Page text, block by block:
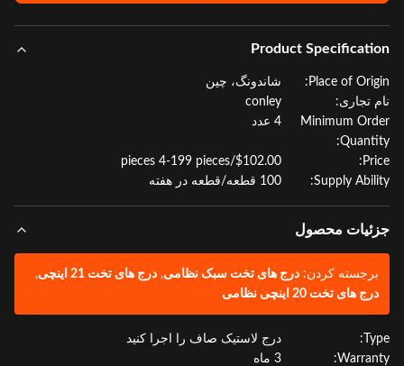
Product
Place of
شاندونگ، چین
تجاری:
conley
Minimum
4 عدد
$102.00/pieces 4-199 pieces
Supply
محصول
کردن: درج های تخت سبک نظامی,درج های تخت 21 اینچی
های تخت 20 اینچی نظامی
درج لاستیک صاف را اجرا کنید